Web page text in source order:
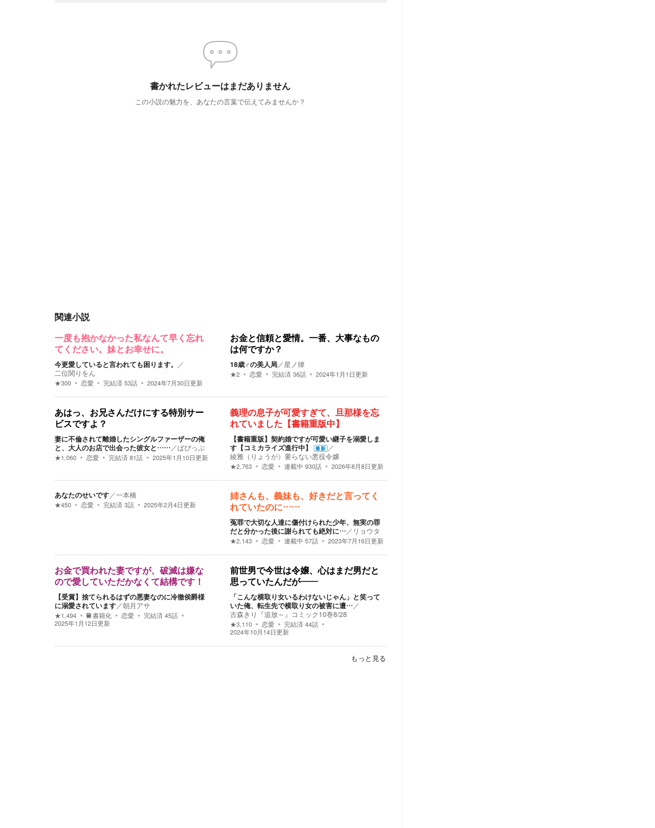
書かれたレビューはまだありません
この小説の魅力を、あなたの言葉で伝えてみませんか？
関連小説
一度も抱かなかった私なんて早く忘れ
てください。妹とお幸せに。
今更愛していると言われても困ります。 ／
二位関りをん
★300 恋愛 完結済 53話 2024年7月30日更新
お金と信頼と愛情。一番、大事なもの
は何ですか？
18歳♂の美人局／星ノ律
★2 恋愛 完結済 36話 2024年1月1日更新
あはっ、お兄さんだけにする特別サー
ビスですよ？
妻に不倫されて離婚したシングルファーザーの俺
と、大人のお店で出会った彼女と……／ぱぴっぷ
★1,060 恋愛 完結済 81話 2025年1月10日更新
義理の息子が可愛すぎて、旦那様を忘
れていました【書籍重版中】
【書籍重版】契約婚ですが可愛い継子を溺愛しま
す【コミカライズ進行中】
最新 ／
綾雅（りょうが）要らない悪役令嬢
★2,763 恋愛 連載中 930話 2026年8月8日更新
あなたのせいです／一本橋
★450 恋愛 完結済 3話 2025年2月4日更新
姉さんも、義妹も、好きだと言ってく
れていたのに……
冤罪で大切な人達に傷付けられた少年、無実の罪
だと分かった後に謝られても絶対に…／ リョウタ
★2,143 恋愛 連載中 57話 2023年7月16日更新
お金で買われた妻ですが、破滅は嫌な
ので愛していただかなくて結構です！
【受賞】捨てられるはずの悪妻なのに冷徹侯爵様
に溺愛されています／朝月アサ
★1,494 書籍化 恋愛 完結済 45話
2025年1月12日更新
前世男で今世は令嬢、心はまだ男だと
思っていたんだが――
「こんな横取り女いるわけないじゃん」と笑って
いた俺、転生先で横取り女の被害に遭…／
古森きり『追放～』コミック10巻8/28
★3,110 恋愛 完結済 44話
2024年10月14日更新
もっと見る